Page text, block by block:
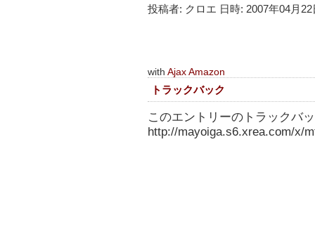
投稿者: クロエ 日時: 2007年04月22
with Ajax Amazon
トラックバック
このエントリーのトラックバ
http://mayoiga.s6.xrea.com/x/